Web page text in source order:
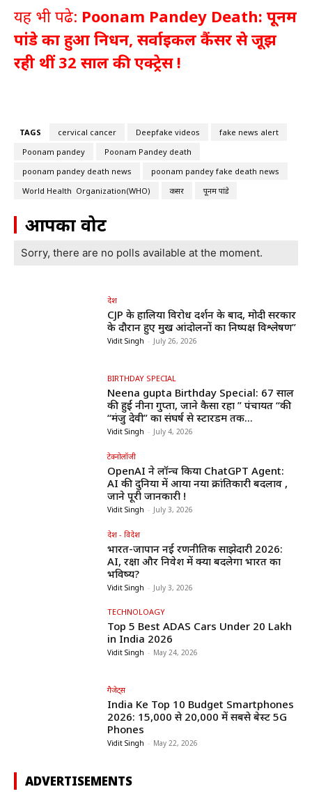
यह भी पढे: Poonam Pandey Death: पूनम
पांडे का हुआ निधन, सर्वाइकल कैंसर से जूझ
रही थीं 32 साल की एक्ट्रेस !
TAGS cervical cancer Deepfake videos
fake news alert
Poonam pandey
Poonam Pandey death
poonam pandey death news
poonam pandey fake death news
World Health Organization(WHO)
कैंसर पूनम पांडे
आपका वोट
Sorry, there are no polls available at the moment.
देश
CJP के हालिया विरोध प्रदर्शन के बाद, मोदी सरकार
के दौरान हुए प्रमुख आंदोलनों का निष्पक्ष विश्लेषण”
Vidit Singh - July 26, 2026
BIRTHDAY SPECIAL
Neena gupta Birthday Special: 67 साल
की हुईं नीना गुप्ता, जाने कैसा रहा ” पंचायत “की
“मंजु देवी” का संघर्ष से स्टारडम तक...
Vidit Singh - July 4, 2026
टेक्नोलॉजी
OpenAI ने लॉन्च किया ChatGPT Agent:
AI की दुनिया में आया नया क्रांतिकारी बदलाव ,
जाने पूरी जानकारी !
Vidit Singh - July 3, 2026
देश - विदेश
भारत-जापान नई रणनीतिक साझेदारी 2026:
AI, रक्षा और निवेश में क्या बदलेगा भारत का
भविष्य?
Vidit Singh - July 3, 2026
TECHNOLOAGY
Top 5 Best ADAS Cars Under ₹20 Lakh
in India 2026
Vidit Singh - May 24, 2026
गैजेट्स
India Ke Top 10 Budget Smartphones
2026: ₹15,000 से ₹20,000 में सबसे बेस्ट 5G
Phones
Vidit Singh - May 22, 2026
ADVERTISEMENTS